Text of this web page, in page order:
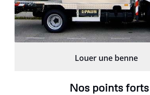
Louer une benne
Nos points forts